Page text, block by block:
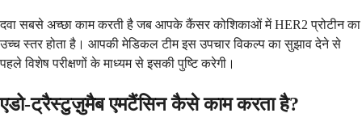
दवा सबसे अच्छा काम करती है जब आपके कैंसर कोशिकाओं में HER2 प्रोटीन का
उच्च स्तर होता है। आपकी मेडिकल टीम इस उपचार विकल्प का सुझाव देने से
पहले विशेष परीक्षणों के माध्यम से इसकी पुष्टि करेगी।
एडो-ट्रैस्टुज़ुमैब एमटैंसिन कैसे काम करता है?